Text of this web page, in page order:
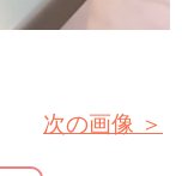
次の画像 ＞